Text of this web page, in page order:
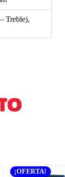
Treble),
¡OFERTA!